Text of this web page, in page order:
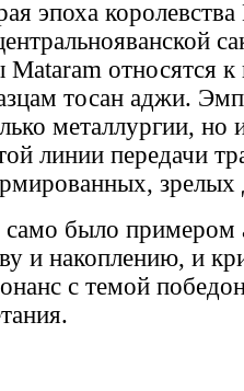
эпоха
относятся к
тосан аджи.
металлургии, но
линии передачи
зрелых
было примером
и накоплению, и
с темой